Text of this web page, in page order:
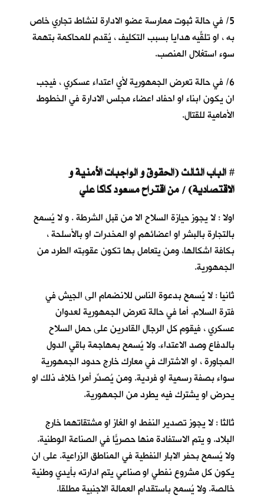
5/ في حالة ثبوت ممارسة عضو الادارة لنشاط تجاري خاص
به ، او تلقِّيه هدايا بسبب التكليف ، يُقدم للمحاكمة بتهمة
سوء استغلال المنصب.
6/ في حالة تعرض الجمهورية لأي اعتداء عسكري ، فيجب
ان يكون ابناء او احفاد اعضاء مجلس الادارة في الخطوط
الأمامية للقتال.
# الباب الثالث (الحقوق و الواجبات الأمنية و
الاقتصادية) / من اقتراح مسعود كاكا علي
اولا : لا يجوز حيازة السلاح الا من قبل الشرطة . و لا يُسمح
بالتجارة بالبشر او اعضائهم او المخدرات او بالأسلحة ،
بكافة اشكالها، ومن يتعامل بها تكون عقوبته الطرد من
الجمهورية.
ثانيا : لا يُسمح بدعوة الناس للانضمام الى الجيش في
فترة السلام. أما في حالة تعرض الجمهورية لعدوان
عسكري ، فيقوم كل الرجال القادرين على حمل السلاح
بالدفاع وصد الاعتداء. ولا يُسمح بمهاجمة باقي الدول
المجاورة ، او الاشتراك في معارك خارج حدود الجمهورية
سواء بصفة رسمية او فردية. ومن يُصدِّر أمرا خلاف ذلك او
يحرض او يشترك فيه يطرد من الجمهورية.
ثالثا : لا يجوز تصدير النفط او الغاز او مشتقاتهما خارج
البلاد. و يتم الاستفادة منها حصريّاً في الصناعة الوطنية.
ولا يُسمح بحفر الابار النفطية في المناطق الزراعية. على ان
يكون كل مشروع نفطي او صناعي يتم ادارته بأيدي وطنية
خالصة. ولا يُسمح باستقدام العمالة الاجنبية مطلقا.